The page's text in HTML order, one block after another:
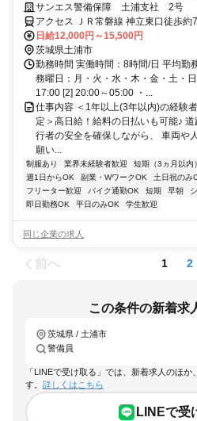
修もあるので未経験者も安心★
サンエス警備保障 土浦支社 2号
アクセス ＪＲ常磐線 神立東口徒歩約
約84分、ＪＲ常磐線 高浜（茨城県）
★車通勤OK ★バイク通勤OK ＜直行直
日給12,000円～15,500円
茨城県土浦市
勤務時間 実働時間：8時間/日 平均勤
務曜日：月・火・水・木・金・土・
17:00 [2] 20:00～05:00 ・...
仕事内容 ＜1年以上(3年以内)の経験
定＞高日給！給料の日払いも可能♪
行者の安全を確保しながら、 車両や
願い...
制服あり 業界未経験者歓迎 短期（3ヵ月以内）
週1日からOK
副業・WワークOK 土日祝のみ
フリーター歓迎
バイク通勤OK 短期 早朝
即日勤務OK
平日のみOK 学生歓迎
同じ企業の求人
前へ 1 2
この条件の新着求
茨城県 / 土浦市
警備員
「LINEで受け取る」では、新着求人のほ
す。 詳しくはこちら
LINEで受